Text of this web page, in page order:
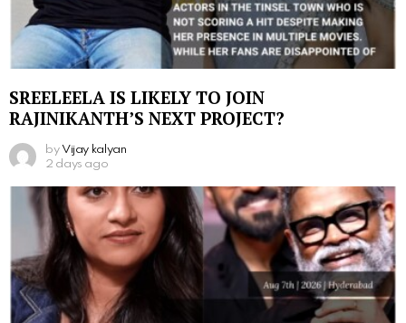
SREELEELA IS LIKELY TO JOIN
RAJINIKANTH’S NEXT PROJECT?
by Vijay kalyan
2 days ago